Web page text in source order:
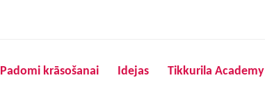
Padomi krāsošanai Idejas Tikkurila Academy